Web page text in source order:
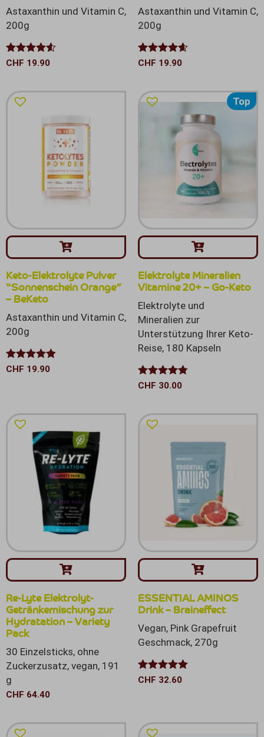
CHF 19.90
Astaxanthin und Vitamin C,
200g
Bewertet
CHF 19.90
Astaxanthin und Vitamin C,
200g
Bewertet
Keto-Elektrolyte Pulver
“Sonnenschein Orange”
– BeKeto
CHF 19.90
Astaxanthin und Vitamin C,
200g
Bewertet
Top
Elektrolyte Mineralien
Vitamine 20+ – Go-Keto
CHF 30.00
Elektrolyte und
Mineralien zur
Unterstützung Ihrer Keto-
Reise, 180 Kapseln
Bewertet
Re-Lyte Elektrolyt-
Getränkemischung zur
Hydratation – Variety
Pack
CHF 64.40
30 Einzelsticks, ohne
Zuckerzusatz, vegan, 191
g
ESSENTIAL AMINOS
Drink – Braineffect
CHF 32.60
Vegan, Pink Grapefruit
Geschmack, 270g
Bewertet mit